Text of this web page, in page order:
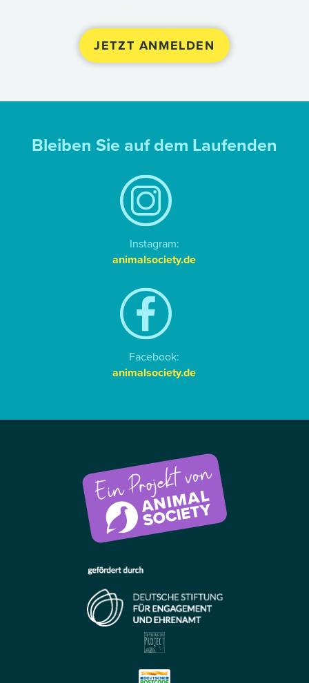
Bleiben Sie auf dem Laufenden
Instagram:
animalsociety.de
Facebook:
animalsociety.de